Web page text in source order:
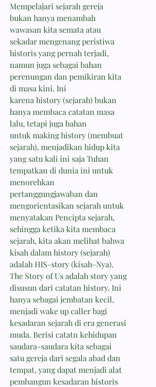
Mempelajari sejarah gereja
bukan hanya menambah
wawasan kita semata atau
sekadar mengenang peristiwa
historis yang pernah terjadi,
namun juga sebagai bahan
perenungan dan pemikiran kita
di masa kini. Ini
karena history (sejarah) bukan
hanya membaca catatan masa
lalu, tetapi juga bahan
untuk making history (membuat
sejarah), menjadikan hidup kita
yang satu kali ini saja Tuhan
tempatkan di dunia ini untuk
menorehkan
pertanggungjawaban dan
mengorientasikan sejarah untuk
menyatakan Pencipta sejarah,
sehingga ketika kita membaca
sejarah, kita akan melihat bahwa
kisah dalam history (sejarah)
adalah HIS-story (kisah-Nya).
The Story of Us adalah story yang
disusun dari catatan history. Ini
hanya sebagai jembatan kecil,
menjadi wake up caller bagi
kesadaran sejarah di era generasi
muda. Berisi catatn kehidupan
saudara-saudara kita sebagai
satu gereja dari segala abad dan
tempat, yang dapat menjadi alat
pembangun kesadaran historis